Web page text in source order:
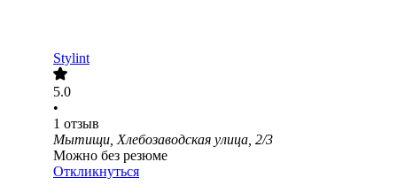
Stylint
5.0
•
1 отзыв
Мытищи, Хлебозаводская улица, 2/3
Можно без резюме
Откликнуться